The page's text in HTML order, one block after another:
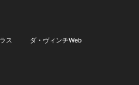
ス
ダ・ヴィンチWeb